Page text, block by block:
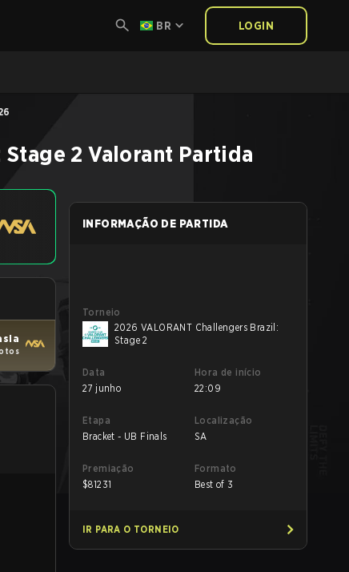
BR LOGIN
2 Valorant Partida
INFORMAÇÃO DE PARTIDA
Torneio
2026 VALORANT Challengers Brazil:
Stage 2
Data
27 junho
Hora de início
22:09
Etapa
Bracket - UB Finals
Localização
SA
Premiação
$81231
Formato
Best of 3
IR PARA O TORNEIO